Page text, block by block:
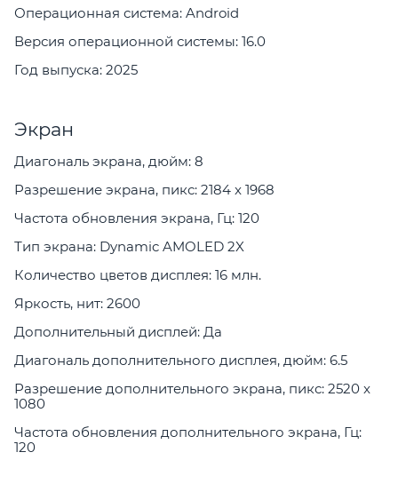
Операционная система: Android
Версия операционной системы: 16.0
Год выпуска: 2025
Экран
Диагональ экрана, дюйм: 8
Разрешение экрана, пикс: 2184 x 1968
Частота обновления экрана, Гц: 120
Тип экрана: Dynamic AMOLED 2X
Количество цветов дисплея: 16 млн.
Яркость, нит: 2600
Дополнительный дисплей: Да
Диагональ дополнительного дисплея, дюйм: 6.5
Разрешение дополнительного экрана, пикс: 2520 x
1080
Частота обновления дополнительного экрана, Гц:
120